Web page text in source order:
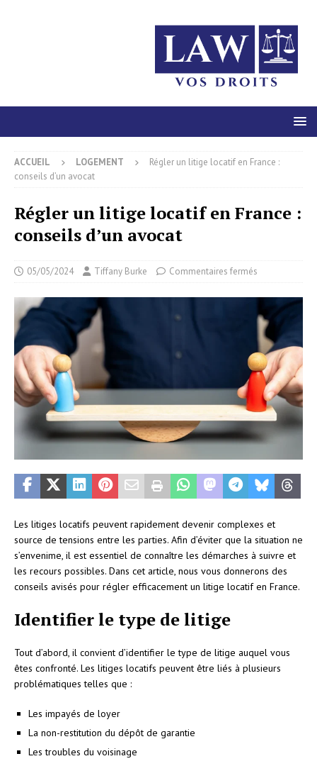
ACCUEIL LOGEMENT
Régler un litige locatif en France :
conseils d’un avocat
Régler un litige locatif en France :
conseils d’un avocat
05/05/2024 Tiffany Burke Commentaires fermés
Les litiges locatifs peuvent rapidement devenir complexes et
source de tensions entre les parties. Afin d’éviter que la situation ne
s’envenime, il est essentiel de connaître les démarches à suivre et
les recours possibles. Dans cet article, nous vous donnerons des
conseils avisés pour régler efficacement un litige locatif en France.
Identifier le type de litige
Tout d’abord, il convient d’identifier le type de litige auquel vous
êtes confronté. Les litiges locatifs peuvent être liés à plusieurs
problématiques telles que :
Les impayés de loyer
La non-restitution du dépôt de garantie
Les troubles du voisinage